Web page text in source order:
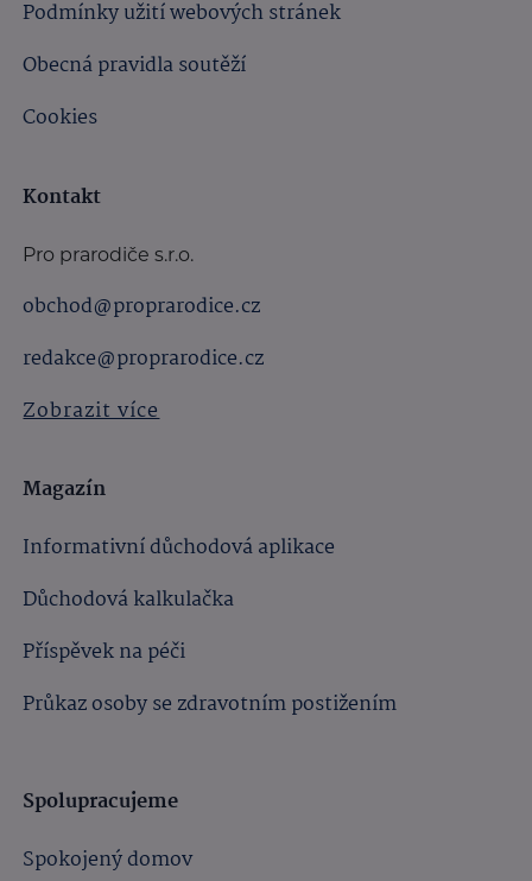
Podmínky užití webových stránek
Obecná pravidla soutěží
Cookies
Kontakt
Pro prarodiče s.r.o.
obchod@proprarodice.cz
redakce@proprarodice.cz
Zobrazit více
Magazín
Informativní důchodová aplikace
Důchodová kalkulačka
Příspěvek na péči
Průkaz osoby se zdravotním postižením
Spolupracujeme
Spokojený domov